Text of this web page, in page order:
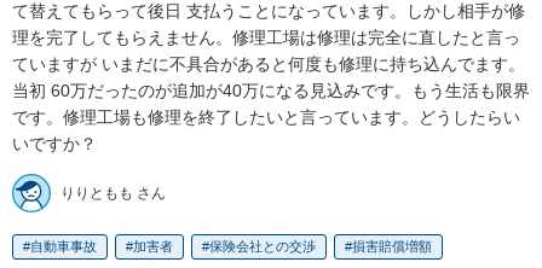
て替えてもらって後日 支払うことになっています。しかし相手が修
理を完了してもらえません。修理工場は修理は完全に直したと言っ
ていますが いまだに不具合があると何度も修理に持ち込んでます。
当初 60万だったのが追加が40万になる見込みです。もう生活も限界
です。修理工場も修理を終了したいと言っています。どうしたらい
いですか？
りりともも さん
自動車事故 加害者 保険会社との交渉 損害賠償増額